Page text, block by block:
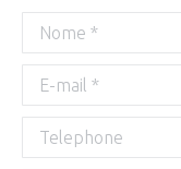
Nome *
E-mail *
Telephone